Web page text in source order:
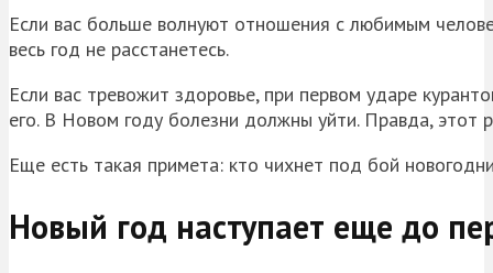
Если вас больше волнуют отношения с любимым
весь год не расстанетесь.
Если вас тревожит здоровье, при первом ударе
его. В Новом году болезни должны уйти. Правда, этот
Еще есть такая примета: кто чихнет под бой
Новый год наступает еще до